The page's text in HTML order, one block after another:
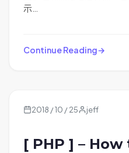
示…
Continue Reading
2018 / 10 / 25 jeff
[ PHP ] –